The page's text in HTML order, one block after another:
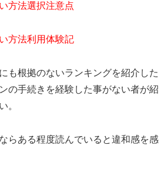
方法選択注意点
方法利用体験記
も根拠のないランキングを紹介した
の手続きを経験した事がない者が紹
。
らある程度読んでいると違和感を感